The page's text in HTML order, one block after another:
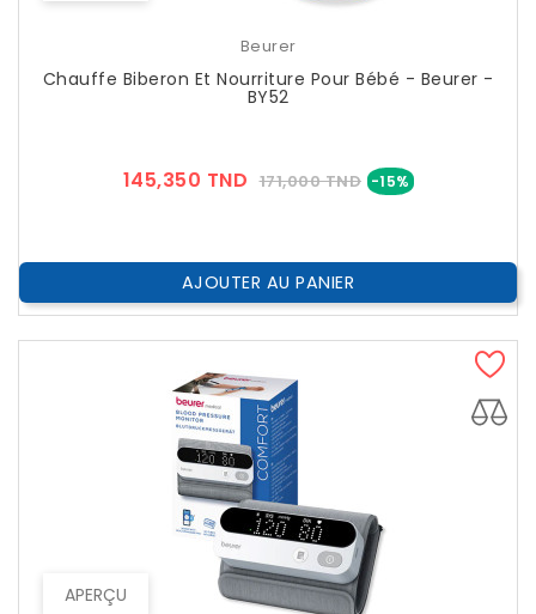
Beurer
Chauffe Biberon Et Nourriture Pour Bébé - Beurer -
BY52
145,350 TND Prix
171,000 TND -15% Prix
AJOUTER AU PANIER
APERÇU